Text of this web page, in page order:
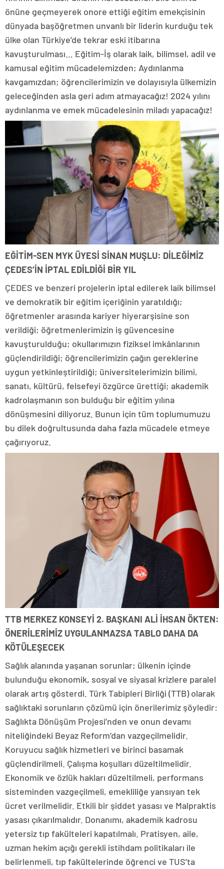
önüne geçmeyerek onore ettiği eğitim emekçisinin
dünyada başöğretmen unvanlı bir liderin kurduğu tek
ülke olan Türkiye’de tekrar eski itibarına
kavuşturulması… Eğitim-İş olarak laik, bilimsel, adil ve
kamusal eğitim mücadelemizden; Aydınlanma
kavgamızdan; öğrencilerimizin ve dolayısıyla ülkemizin
geleceğinden asla geri adım atmayacağız! 2024 yılını
aydınlanma ve emek mücadelesinin miladı yapacağız!
EĞİTİM-SEN MYK ÜYESİ SİNAN MUŞLU: DİLEĞİMİZ
ÇEDES’İN İPTAL EDİLDİĞİ BİR YIL
ÇEDES ve benzeri projelerin iptal edilerek laik bilimsel
ve demokratik bir eğitim içeriğinin yaratıldığı;
öğretmenler arasında kariyer hiyerarşisine son
verildiği; öğretmenlerimizin iş güvencesine
kavuşturulduğu; okullarımızın fiziksel imkânlarının
güçlendirildiği; öğrencilerimizin çağın gereklerine
uygun yetkinleştirildiği; üniversitelerimizin bilimi,
sanatı, kültürü, felsefeyi özgürce ürettiği; akademik
kadrolaşmanın son bulduğu bir eğitim yılına
dönüşmesini diliyoruz. Bunun için tüm toplumumuzu
bu dilek doğrultusunda daha fazla mücadele etmeye
çağırıyoruz.
TTB MERKEZ KONSEYİ 2. BAŞKANI ALİ İHSAN ÖKTEN:
ÖNERİLERİMİZ UYGULANMAZSA TABLO DAHA DA
KÖTÜLEŞECEK
Sağlık alanında yaşanan sorunlar; ülkenin içinde
bulunduğu ekonomik, sosyal ve siyasal krizlere paralel
olarak artış gösterdi. Türk Tabipleri Birliği (TTB) olarak
sağlıktaki sorunların çözümü için önerilerimiz şöyledir:
Sağlıkta Dönüşüm Projesi’nden ve onun devamı
niteliğindeki Beyaz Reform’dan vazgeçilmelidir.
Koruyucu sağlık hizmetleri ve birinci basamak
güçlendirilmeli. Çalışma koşulları düzeltilmelidir.
Ekonomik ve özlük hakları düzeltilmeli, performans
sisteminden vazgeçilmeli, emekliliğe yansıyan tek
ücret verilmelidir. Etkili bir şiddet yasası ve Malpraktis
yasası çıkarılmalıdır. Donanımı, akademik kadrosu
yetersiz tıp fakülteleri kapatılmalı. Pratisyen, aile,
uzman hekim açığı gerekli istihdam politikaları ile
belirlenmeli, tıp fakültelerinde öğrenci ve TUS’ta